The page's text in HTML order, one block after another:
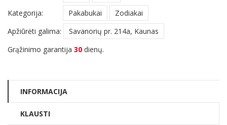
Kategorija:
Pakabukai
Zodiakai
Apžiūrėti galima:
Savanorių pr. 214a, Kaunas
Grąžinimo garantija 30 dienų.
INFORMACIJA
KLAUSTI